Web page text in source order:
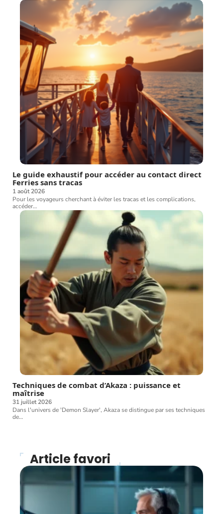
Le guide exhaustif pour accéder au contact direct
Ferries sans tracas
1 août 2026
Pour les voyageurs cherchant à éviter les tracas et les complications,
accéder…
Techniques de combat d’Akaza : puissance et
maîtrise
31 juillet 2026
Dans l'univers de 'Demon Slayer', Akaza se distingue par ses techniques
de…
Article favori